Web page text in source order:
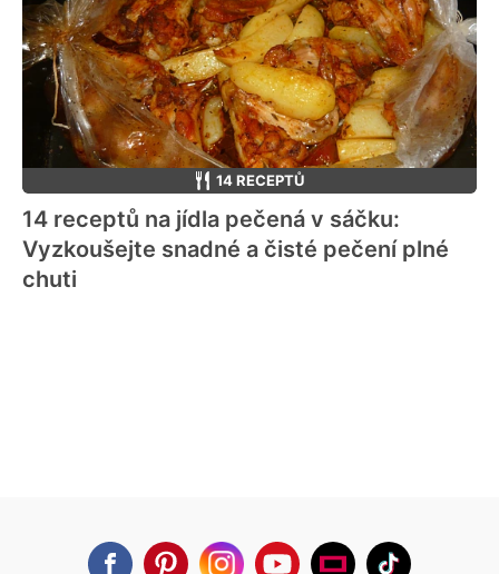
14 RECEPTŮ
14 receptů na jídla pečená v sáčku:
Vyzkoušejte snadné a čisté pečení plné
chuti